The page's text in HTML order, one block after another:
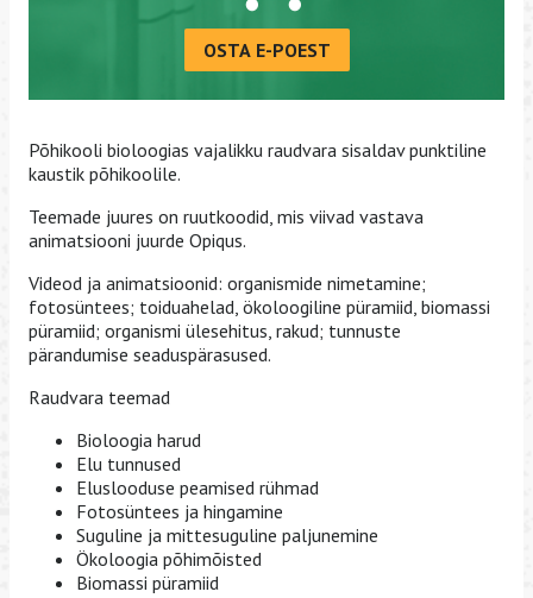
OSTA E-POEST
Põhikooli bioloogias vajalikku raudvara sisaldav punktiline
kaustik põhikoolile.
Teemade juures on ruutkoodid, mis viivad vastava
animatsiooni juurde Opiqus.
Videod ja animatsioonid: organismide nimetamine;
fotosüntees; toiduahelad, ökoloogiline püramiid, biomassi
püramiid; organismi ülesehitus, rakud; tunnuste
pärandumise seaduspärasused.
Raudvara teemad
Bioloogia harud
Elu tunnused
Eluslooduse peamised rühmad
Fotosüntees ja hingamine
Suguline ja mittesuguline paljunemine
Ökoloogia põhimõisted
Biomassi püramiid